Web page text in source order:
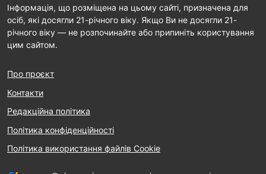
Інформація, що розміщена на цьому сайті, призначена для
осіб, які досягли 21-річного віку. Якщо Ви не досягли 21-
річного віку — не розпочинайте або припиніть користування
цим сайтом.
Про проєкт
Контакти
Редакційна політика
Політика конфіденційності
Політика використання файлів Cookie